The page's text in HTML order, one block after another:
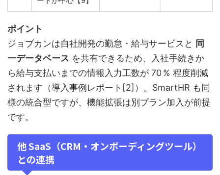
ポイント
ジョブカンは自社開発の勤怠・給与サービスと 同
一データベース を共有できるため、入社手続きか
ら給与支払いまでの情報入力工数が 70 % 程度削減
されます（導入事例レポート[2]）。SmartHR も同
様の統合型ですが、機能拡張は別プラン加入が前提
です。
他 SaaS（CRM・オンボーディングツール）
との連携